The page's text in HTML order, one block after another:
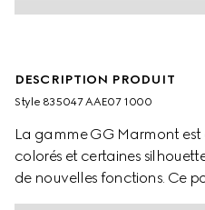
DESCRIPTION PRODUIT
Style ‎835047 AAE07 1000
La gamme GG Marmont
colorés et certaines
de nouvelles fonctions. Ce
dans un cuir lisse semi-